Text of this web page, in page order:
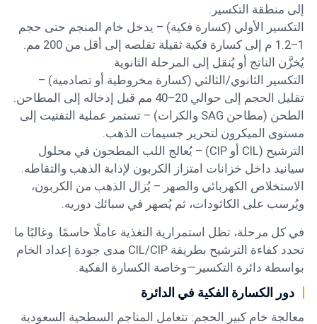
إلى منطقة التكسير.
التكسير الأولي (كسارة فكية) – يدخل خام المنجم حتى حجم
1–1.2 م إلى كسارة فكية ثقيلة تقلصه إلى أقل من 200 مم.
يُخزَّن الناتج أو يُنقل إلى المرحلة الثانوية.
التكسير الثانوي/الثالثي (كسارة مخروطية أو تصادمية) –
تقليل الحجم إلى حوالي 20–40 مم قبل إدخاله إلى المطاحن.
الطحن (مطاحن SAG والكرات) – تستمر عملية التفتيت إلى
مستوى الميكرون لتحرير جسيمات الذهب.
الترشيح (CIL أو CIP) – يُعالج اللب المطحون في محلول
سيانيد داخل خزانات امتزاز الكربون لإذابة الذهب والتقاطه.
الاستخلاص الكهربائي والصهر – يُزال الذهب من الكربون،
ويُرسب على الكاثودات، ثم يُصهر في سبائك دوريه.
في كل مرحلة، تظل استمرارية التغذية عاملًا حاسمًا. وغالبًا ما
تحدد كفاءة الترشيح بطريقة CIL/CIP مدى جودة إعداد الخام
بواسطة دائرة التكسير—وخاصة الكسارة الفكية.
دور الكسارة الفكية في الدائرة
معالجة خام كبير الحجم: تتعامل المناجم السطحية السعودية